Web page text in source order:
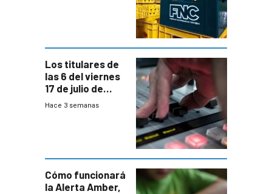
Los titulares de
las 6 del viernes
17 de julio de
2026
Hace 3 semanas
Cómo funcionará
la Alerta Amber,